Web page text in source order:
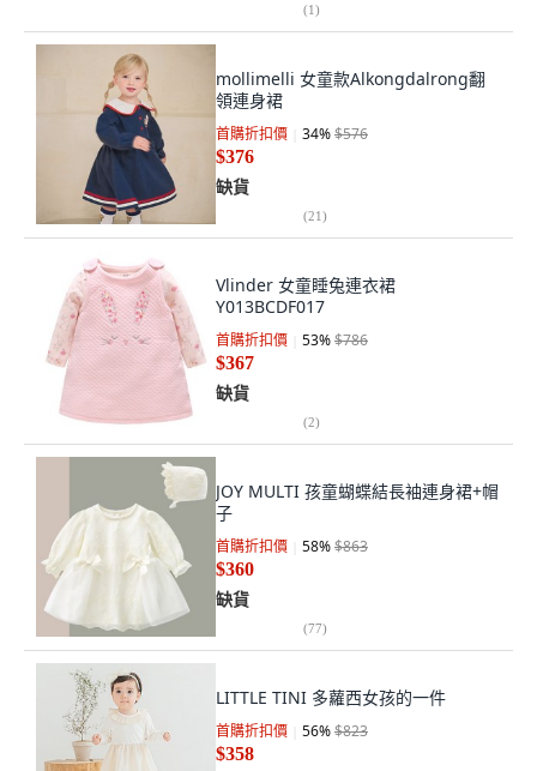
(1)
mollimelli 女童款Alkongdalrong翻
領連身裙
首購折扣價 34%$576
$376
缺貨
(21)
Vlinder 女童睡兔連衣裙
Y013BCDF017
首購折扣價 53%$786
$367
缺貨
(2)
JOY MULTI 孩童蝴蝶結長袖連身裙+帽
子
首購折扣價 58%$863
$360
缺貨
(77)
LITTLE TINI 多蘿西女孩的一件
首購折扣價 56%$823
$358